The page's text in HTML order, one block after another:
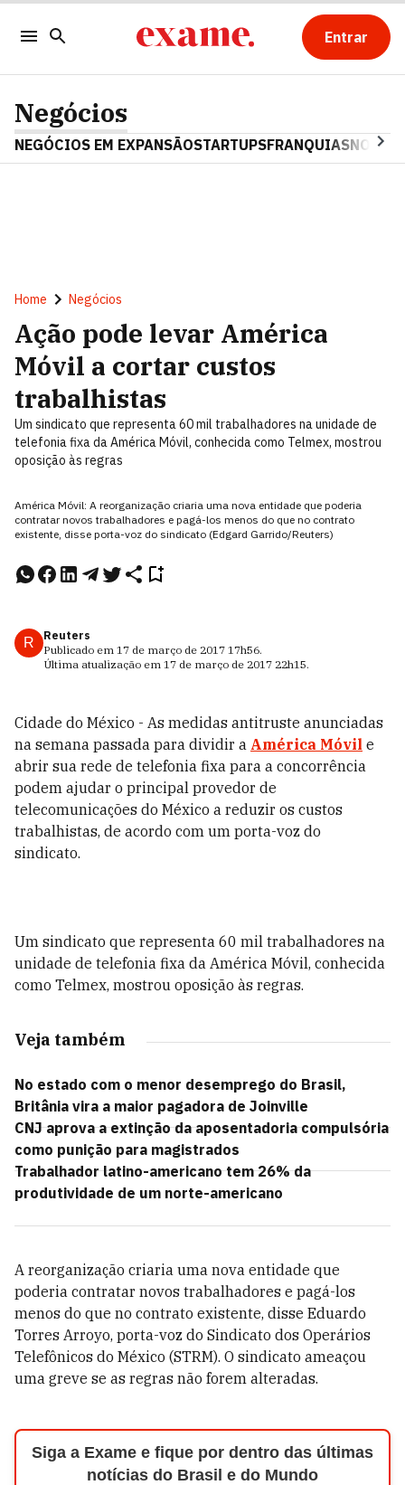
Entrar
Negócios
NEGÓCIOS EM EXPANSÃOSTARTUPSFRANQUIAS
Home Negócios
Ação pode levar América
Móvil a cortar custos
trabalhistas
Um sindicato que representa 60 mil trabalhadores na unidade de
telefonia fixa da América Móvil, conhecida como Telmex, mostrou
oposição às regras
América Móvil: A reorganização criaria uma nova entidade que poderia
contratar novos trabalhadores e pagá-los menos do que no contrato
existente, disse porta-voz do sindicato (Edgard Garrido/Reuters)
R
Reuters
Publicado em 17 de março de 2017 17h56.
Última atualização em 17 de março de 2017 22h15.
Cidade do México - As medidas antitruste anunciadas
na semana passada para dividir a América Móvil e
abrir sua rede de telefonia fixa para a concorrência
podem ajudar o principal provedor de
telecomunicações do México a reduzir os custos
trabalhistas, de acordo com um porta-voz do
sindicato.
Um sindicato que representa 60 mil trabalhadores na
unidade de telefonia fixa da América Móvil, conhecida
como Telmex, mostrou oposição às regras.
Veja também
No estado com o menor desemprego do Brasil,
Britânia vira a maior pagadora de Joinville
CNJ aprova a extinção da aposentadoria compulsória
como punição para magistrados
Trabalhador latino-americano tem 26% da
produtividade de um norte-americano
A reorganização criaria uma nova entidade que
poderia contratar novos trabalhadores e pagá-los
menos do que no contrato existente, disse Eduardo
Torres Arroyo, porta-voz do Sindicato dos Operários
Telefônicos do México (STRM). O sindicato ameaçou
uma greve se as regras não forem alteradas.
Siga a Exame e fique por dentro das últimas
notícias do Brasil e do Mundo